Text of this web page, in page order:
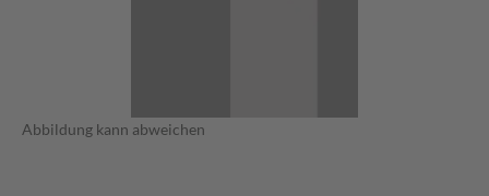
Abbildung kann abweichen